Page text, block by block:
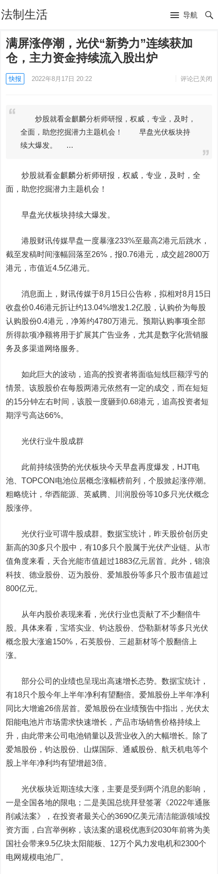
法制生活 导航
满屏涨停潮，光伏“新势力”连续获加
仓，主力资金持续流入股出炉
快报 2022年8月17日 20:22 评论已关闭
炒股就看金麒麟分析师研报，权威，专业，及时，
全面，助您挖掘潜力主题机会！ 早盘光伏板块持
续大爆发。 …
炒股就看金麒麟分析师研报，权威，专业，及时，全
面，助您挖掘潜力主题机会！
早盘光伏板块持续大爆发。
港股财讯传媒早盘一度暴涨233%至最高2港元后跳水，
截至发稿时间涨幅回落至26%，报0.76港元，成交超2800万
港元，市值近4.5亿港元。
消息面上，财讯传媒于8月15日公告称，拟相对8月15日
收盘价0.46港元折让约13.04%增发1.2亿股，认购价为每股
认购股份0.4港元，净筹约4780万港元。预期认购事项全部
所得款项净额将用于扩展其广告业务，尤其是数字化营销服
务及多渠道网络服务。
如此巨大的波动，追高的投资者将面临短线巨额浮亏的
情景。该股股价在每股两港元依然有一定的成交，而在短短
的15分钟左右时间，该股一度砸到0.68港元，追高投资者短
期浮亏高达66%。
光伏行业牛股成群
此前持续强势的光伏板块今天早盘再度爆发，HJT电
池、TOPCON电池位居概念涨幅榜前列，个股掀起涨停潮。
粗略统计，华西能源 、英威腾 川润股份等10多只光伏概念
股涨停。
光伏行业可谓牛股成群。数据宝统计，昨天股价创历史
新高的30多只个股中，有10多只个股属于光伏产业链。从市
值角度来看， 天合光能市值超过1883亿元居首。此外，锦浪
科技 、德业股份 、迈为股份 爱旭股份等多只个股市值超过
800亿元。
从年内股价表现来看，光伏行业也贡献了不少翻倍牛
股。具体来看，宝塔实业 、钧达股份 、岱勒新材等多只光伏
概念股大涨逾150%，石英股份 三超新材等个股翻倍上
涨。
部分公司的业绩也呈现出高速增长态势。数据宝统计，
有18只个股今年上半年净利有望翻倍。爱旭股份上半年净利
同比大增逾26倍居首。爱旭股份在业绩预告中指出，光伏太
阳能电池片市场需求快速增长，产品市场销售价格持续上
升，由此带来公司电池销量以及营业收入的大幅增长。除了
爱旭股份，钧达股份、 山煤国际 、通威股份 、航天机电等个
股上半年净利均有望增超3倍。
光伏板块近期连续大涨，主要是受到两个消息的影响，
一是全国各地的限电；二是美国总统拜登签署《2022年通胀
削减法案》，在投资者最关心的3690亿美元清洁能源领域投
资方面，白宫举例称，该法案的退税优惠到2030年前将为美
国社会带来9.5亿块太阳能板、12万个风力发电机和2300个
电网规模电池厂。